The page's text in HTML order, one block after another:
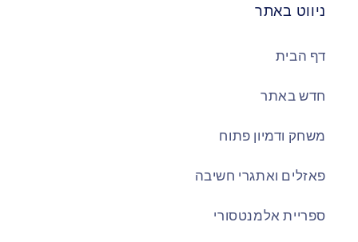
ניווט באתר
דף הבית
חדש באתר
משחק ודמיון פתוח
פאזלים ואתגרי חשיבה
ספריית אלמנטסורי